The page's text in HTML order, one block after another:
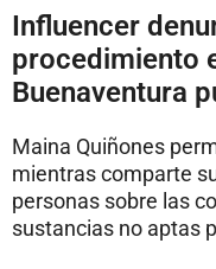
Influencer
procedimiento
Buenaventura
Maina Quiñones
mientras comparte
personas sobre las
sustancias no aptas